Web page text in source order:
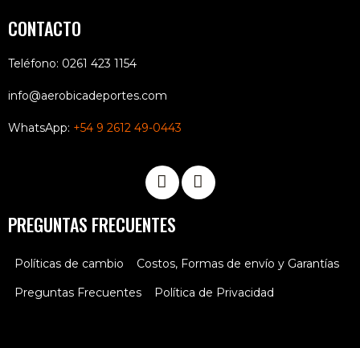
CONTACTO
Teléfono: 0261 423 1154
info@aerobicadeportes.com
WhatsApp: +54 9 2612 49-0443
PREGUNTAS FRECUENTES
Políticas de cambio
Costos, Formas de envío y Garantías
Preguntas Frecuentes
Política de Privacidad